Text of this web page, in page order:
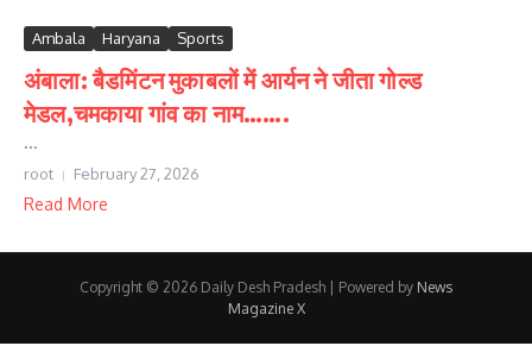
Ambala Haryana Sports
अंबाला: बैडमिंटन मुकाबलों में आर्यन ने जीता गोल्ड
मेडल,चमकाया गांव का नाम…….
...
root February 27, 2026
Read More
Copyright © 2026 Daily Desh Pradesh | Powered by News
Magazine X